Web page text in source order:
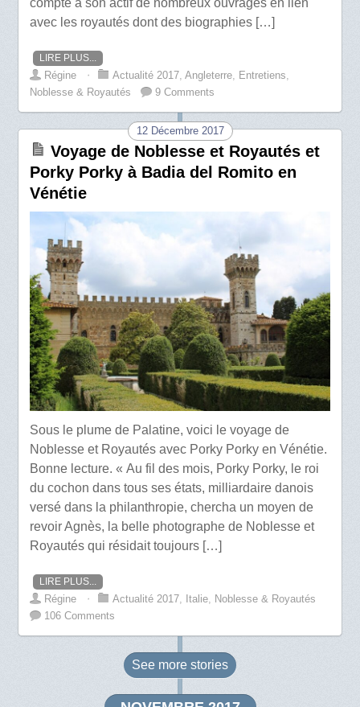
avec les royautés dont des biographies […]
LIRE PLUS...
Régine ⋅ Actualité 2017 ,Angleterre Entretiens
Noblesse & Royautés
9 Comments
12 Décembre 2017
Voyage de Noblesse et Royautés et
Porky Porky à Badia del Romito en
Vénétie
Sous le plume de Palatine, voici le voyage de
Noblesse et Royautés avec Porky Porky en Vénétie.
Bonne lecture. « Au fil des mois, Porky Porky, le roi
du cochon dans tous ses états, milliardaire danois
versé dans la philanthropie, chercha un moyen de
revoir Agnès, la belle photographe de Noblesse et
Royautés qui résidait toujours […]
LIRE PLUS...
Régine ⋅ Actualité 2017, Italie, Noblesse & Royautés
106 Comments
See more stories